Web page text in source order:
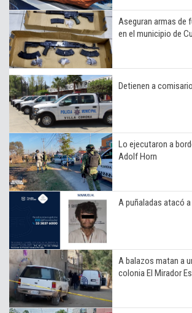
Aseguran armas de
en el municipio de
Detienen a
Lo ejecutaron a
Adolf Horn
A puñaladas atacó
A balazos matan a
colonia El Mirador